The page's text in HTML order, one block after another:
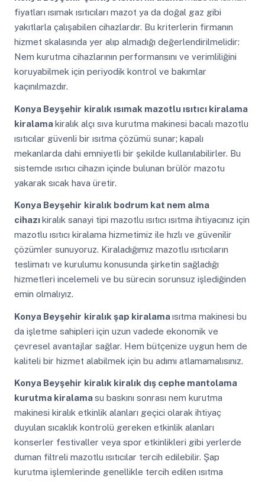
fiyatları ısımak ısıtıcıları mazot ya da doğal gaz gibi
yakıtlarla çalışabilen cihazlardır. Bu kriterlerin firmanın
hizmet skalasında yer alıp almadığı değerlendirilmelidir:
Nem kurutma cihazlarının performansını ve verimliliğini
koruyabilmek için periyodik kontrol ve bakımlar
kaçınılmazdır.
Konya Beyşehir kiralık ısımak mazotlu ısıtıcı kiralama
kiralamakiralık alçı sıva kurutma makinesi bacalı mazotlu
ısıtıcılar güvenli bir ısıtma çözümü sunar; kapalı
mekanlarda dahi emniyetli bir şekilde kullanılabilirler. Bu
sistemde ısıtıcı cihazın içinde bulunan brülör mazotu
yakarak sıcak hava üretir.
Konya Beyşehir kiralık bodrum kat nem alma
cihazıkiralık sanayi tipi mazotlu ısıtıcı ısıtma ihtiyacınız için
mazotlu ısıtıcı kiralama hizmetimiz ile hızlı ve güvenilir
çözümler sunuyoruz. Kiraladığımız mazotlu ısıtıcıların
teslimatı ve kurulumu konusunda şirketin sağladığı
hizmetleri incelemeli ve bu sürecin sorunsuz işlediğinden
emin olmalıyız.
Konya Beyşehir kiralık şap kiralamaısıtma makinesi bu
da işletme sahipleri için uzun vadede ekonomik ve
çevresel avantajlar sağlar. Hem bütçenize uygun hem de
kaliteli bir hizmet alabilmek için bu adımı atlamamalısınız.
Konya Beyşehir kiralık kiralık dış cephe mantolama
kurutma kiralamasu baskını sonrası nem kurutma
makinesi kiralık etkinlik alanları geçici olarak ihtiyaç
duyulan sıcaklık kontrolü gereken etkinlik alanları
konserler festivaller veya spor etkinlikleri gibi yerlerde
duman filtreli mazotlu ısıtıcılar tercih edilebilir. Şap
kurutma işlemlerinde genellikle tercih edilen ısıtma